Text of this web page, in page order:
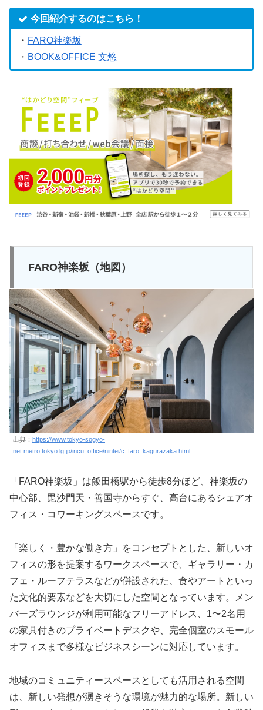
今回紹介するのはこちら！
・ FARO神楽坂
・ BOOK&OFFICE 文悠
FARO神楽坂（地図）
出典： https://www.tokyo-sogyo-
net.metro.tokyo.lg.jp/incu_office/nintei/c_faro_kagurazaka.html
「FARO神楽坂」は飯田橋駅から徒歩8分ほど、神楽坂の
中心部、毘沙門天・善国寺からすぐ、高台にあるシェアオ
フィス・コワーキングスペースです。
「楽しく・豊かな働き方」をコンセプトとした、新しいオ
フィスの形を提案するワークスペースで、ギャラリー・カ
フェ・ルーフテラスなどが併設された、食やアートといっ
た文化的要素などを大切にした空間となっています。メン
バーズラウンジが利用可能なフリーアドレス、1〜2名用
の家具付きのプライベートデスクや、完全個室のスモール
オフィスまで多様なビジネスシーンに対応しています。
地域のコミュニティースペースとしても活用される空間
は、新しい発想が湧きそうな環境が魅力的な場所。新しい